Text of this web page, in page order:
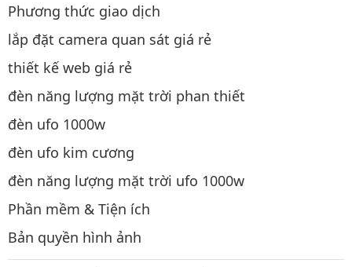
Phương thức giao dịch
lắp đặt camera quan sát giá rẻ
thiết kế web giá rẻ
đèn năng lượng mặt trời phan thiết
đèn ufo 1000w
đèn ufo kim cương
đèn năng lượng mặt trời ufo 1000w
Phần mềm & Tiện ích
Bản quyền hình ảnh